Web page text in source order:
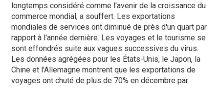
longtemps considéré comme l'avenir de la croissance du
commerce mondial, a souffert. Les exportations
mondiales de services ont diminué de près d'un quart par
rapport à l'année dernière. Les voyages et le tourisme se
sont effondrés suite aux vagues successives du virus.
Les données agrégées pour les États-Unis, le Japon, la
Chine et l'Allemagne montrent que les exportations de
voyages ont chuté de plus de 70% en décembre par